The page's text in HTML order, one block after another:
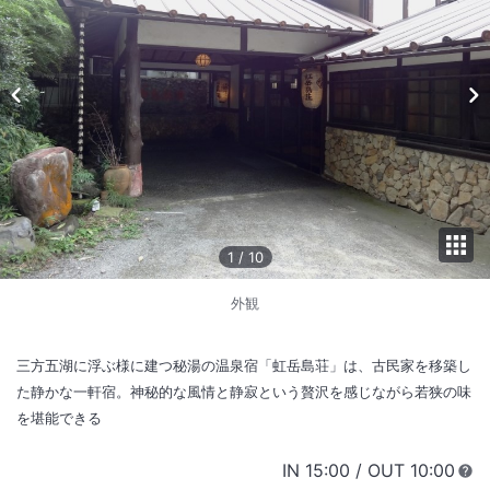
1 / 10
外観
三方五湖に浮ぶ様に建つ秘湯の温泉宿「虹岳島荘」は、古民家を移築し
た静かな一軒宿。神秘的な風情と静寂という贅沢を感じながら若狭の味
を堪能できる
IN チェックイン
15:00 / OUT チェック
10:00